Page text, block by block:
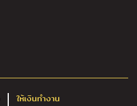
ให้เงินทำงาน